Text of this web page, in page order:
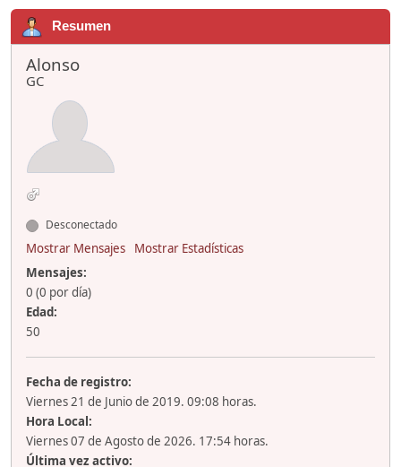
Resumen
Alonso
GC
Desconectado
Mostrar Mensajes
Mostrar Estadísticas
Mensajes:
0 (0 por día)
Edad:
50
Fecha de registro:
Viernes 21 de Junio de 2019. 09:08 horas.
Hora Local:
Viernes 07 de Agosto de 2026. 17:54 horas.
Última vez activo: